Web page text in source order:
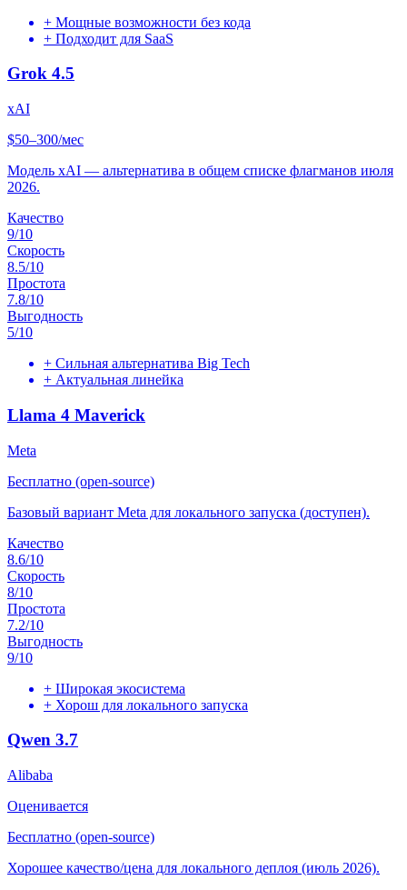
+ Мощные возможности без кода
+ Подходит для SaaS
Grok 4.5
xAI
$50–300/мес
Модель xAI — альтернатива в общем списке флагманов июля
2026.
Качество
9/10
Скорость
8.5/10
Простота
7.8/10
Выгодность
5/10
+ Сильная альтернатива Big Tech
+ Актуальная линейка
Llama 4 Maverick
Meta
Бесплатно (open-source)
Базовый вариант Meta для локального запуска (доступен).
Качество
8.6/10
Скорость
8/10
Простота
7.2/10
Выгодность
9/10
+ Широкая экосистема
+ Хорош для локального запуска
Qwen 3.7
Alibaba
Оценивается
Бесплатно (open-source)
Хорошее качество/цена для локального деплоя (июль 2026).